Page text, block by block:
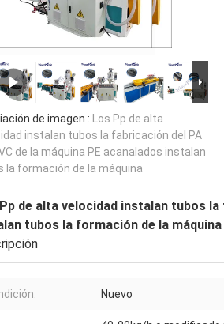
de imagen : Los Pp de alta
instalan tubos la fabricación del PA
de la máquina PE acanalados instalan
la formación de la máquina
de alta velocidad instalan tubos la
tubos la formación de la máquina
Nuevo